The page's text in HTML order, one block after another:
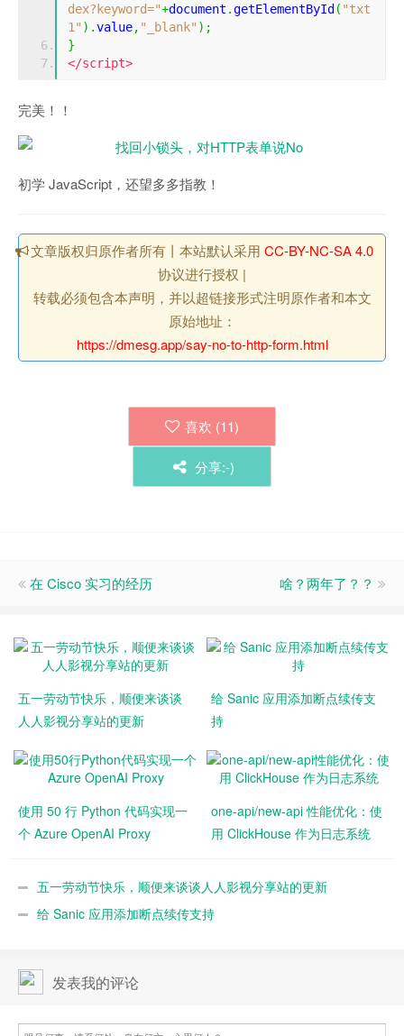
dex?keyword="+document .getElementById ( "txt
1" ).value, "_blank" );
}
</script>
完美！！
初学 JavaScript，还望多多指教！
文章版权归原作者所有丨本站默认采用 CC-BY-NC-SA 4.0
协议进行授权 |
转载必须包含本声明，并以超链接形式注明原作者和本文
原始地址：
https://dmesg.app/say-no-to-http-form.html
喜欢 (11)
分享:-)
在 Cisco 实习的经历 啥？两年了？？
五一劳动节快乐，顺便来谈谈
人人影视分享站的更新
给 Sanic 应用添加断点续传支
持
使用 50 行 Python 代码实现一
个 Azure OpenAI Proxy
one-api/new-api 性能优化：使
用 ClickHouse 作为日志系统
五一劳动节快乐，顺便来谈谈人人影视分享站的更新
给 Sanic 应用添加断点续传支持
发表我的评论